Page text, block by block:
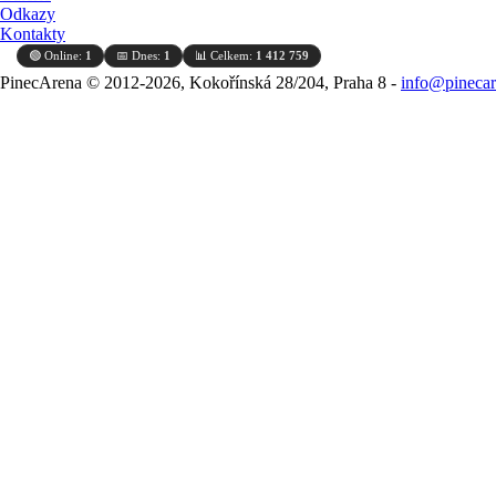
Odkazy
Kontakty
🟢 Online: 1 📅 Dnes: 1 📊 Celkem: 1 412 759
PinecArena © 2012-2026, Kokořínská 28/204, Praha 8 -